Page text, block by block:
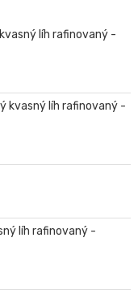
líh rafinovaný -
kvasný líh rafinovaný -
líh rafinovaný -